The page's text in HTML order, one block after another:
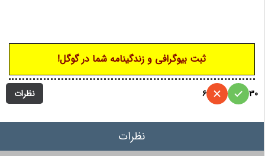
ثبت بیوگرافی و زندگینامه شما در گوگل!
نظرات 30
6
نظرات